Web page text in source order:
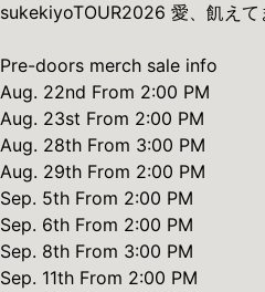
sukekiyoTOUR2026 愛、飢えて
Pre-doors merch sale info
Aug. 22nd From 2:00 PM
Aug. 23st From 2:00 PM
Aug. 28th From 3:00 PM
Aug. 29th From 2:00 PM
Sep. 5th From 2:00 PM
Sep. 6th From 2:00 PM
Sep. 8th From 3:00 PM
Sep. 11th From 2:00 PM